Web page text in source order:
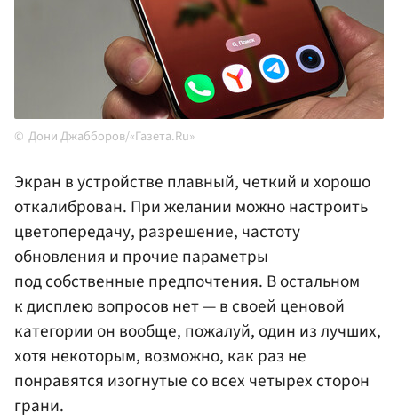
Дони Джабборов/«Газета.Ru»
Экран в устройстве плавный, четкий и хорошо
откалиброван. При желании можно настроить
цветопередачу, разрешение, частоту
обновления и прочие параметры
под собственные предпочтения. В остальном
к дисплею вопросов нет — в своей ценовой
категории он вообще, пожалуй, один из лучших,
хотя некоторым, возможно, как раз не
понравятся изогнутые со всех четырех сторон
грани.